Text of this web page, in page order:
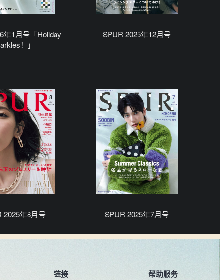
年1月号「Holiday
！」
SPUR 2025年12月号
2025年8月号 SPUR 2025年7月号
链接 帮助服务